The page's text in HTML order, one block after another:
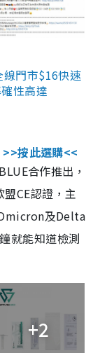
線門市$16快速
性高達
>>按此選購<<
合作推出，
CE認證，主
及Delta
就能知道檢測
+2